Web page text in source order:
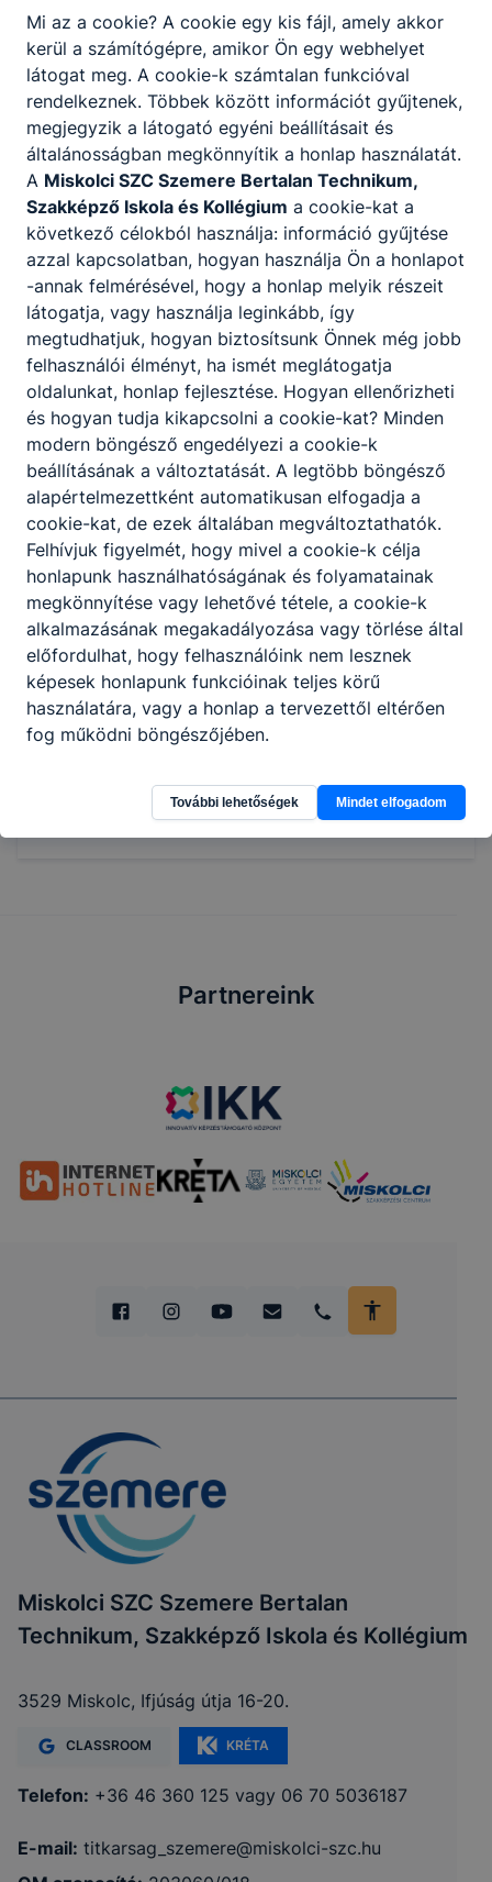
jogszabályok szerinti működtetésére;
kozmetikai alap és kiegészítő műveleteket
végez, manuális és gépi módszerekkel;
diagnosztizál, kezelési tervet állít össze,
kozmetikus által kezelhető kozmetikai
hibákat kezel;
professzionális kozmetikumokkal dolgozik,
azok alap- és hatóanyagait ismeri,
kiválasztja a bőrtípusnak és az általa
kezelhető rendellenességnek megfelelő
készítményt;
tanácsot ad az otthoni bőrápolással
kapcsolatban;
speciális arc- és testkezelést végez;
megismeri a legújabb szakmai
újdonságokat, rendszeresen
továbbképzéseken vesz részt;
testkezelést végez manuálisan
(testtekercselés, pakolások felhelyezése,
testmasszázs);
különböző test- és arcfestési technikákat
alkalmaz;
smink-technikákat alkalmaz;
eszközfertőtlenítést végez a
szolgáltatáshoz alkalmazott eszközök
esetében.
Partnereink
Miskolci SZC Szemere Bertalan
Technikum, Szakképző Iskola és Kollégium
3529 Miskolc, Ifjúság útja 16-20.
CLASSROOM KRÉTA
Telefon: +36 46 360 125 vagy 06 70 5036187
E-mail: titkarsag_szemere@miskolci-szc.hu
Mi az a cookie? A cookie egy kis fájl, amely akkor
kerül a számítógépre, amikor Ön egy webhelyet
látogat meg. A cookie-k számtalan funkcióval
rendelkeznek. Többek között információt gyűjtenek,
megjegyzik a látogató egyéni beállításait és
általánosságban megkönnyítik a honlap használatát.
A Miskolci SZC Szemere Bertalan Technikum,
Szakképző Iskola és Kollégium a cookie-kat a
következő célokból használja: információ gyűjtése
azzal kapcsolatban, hogyan használja Ön a honlapot
-annak felmérésével, hogy a honlap melyik részeit
látogatja, vagy használja leginkább, így
megtudhatjuk, hogyan biztosítsunk Önnek még jobb
felhasználói élményt, ha ismét meglátogatja
oldalunkat, honlap fejlesztése. Hogyan ellenőrizheti
és hogyan tudja kikapcsolni a cookie-kat? Minden
modern böngésző engedélyezi a cookie-k
beállításának a változtatását. A legtöbb böngésző
alapértelmezettként automatikusan elfogadja a
cookie-kat, de ezek általában megváltoztathatók.
Felhívjuk figyelmét, hogy mivel a cookie-k célja
honlapunk használhatóságának és folyamatainak
megkönnyítése vagy lehetővé tétele, a cookie-k
alkalmazásának megakadályozása vagy törlése által
előfordulhat, hogy felhasználóink nem lesznek
képesek honlapunk funkcióinak teljes körű
használatára, vagy a honlap a tervezettől eltérően
fog működni böngészőjében.
További lehetőségek Mindet elfogadom